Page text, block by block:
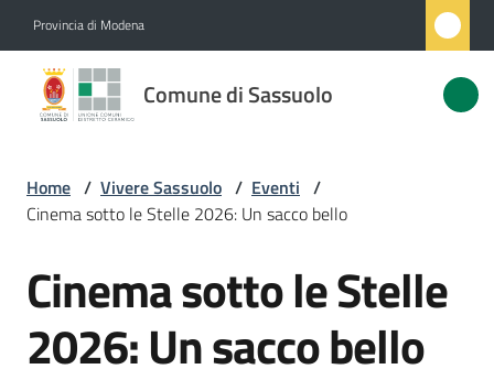
Provincia di Modena
Comune di Sassuolo
Comune
di
Novità
Servizi
Home / Vivere Sassuolo / Eventi /
Cinema sotto le Stelle 2026: Un sacco bello
Salta al contenuto
Cinema sotto le Stelle
2026: Un sacco bello